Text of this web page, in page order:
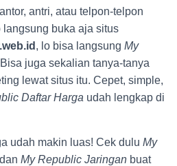
antri, atau telpon-telpon
buka aja situs
, lo bisa langsung My
juga sekalian tanya-tanya
lewat situs itu. Cepet, simple,
Daftar Harga udah lengkap di
udah makin luas! Cek dulu My
dan My Republic Jaringan buat